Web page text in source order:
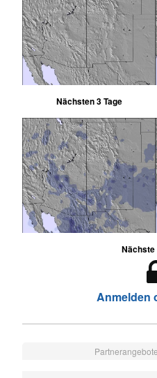
Nächsten 3 Tage
Nächste
Anmelden